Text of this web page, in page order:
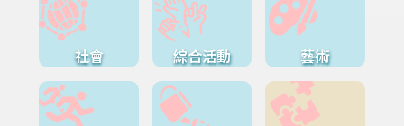
社會 綜合活動 藝術